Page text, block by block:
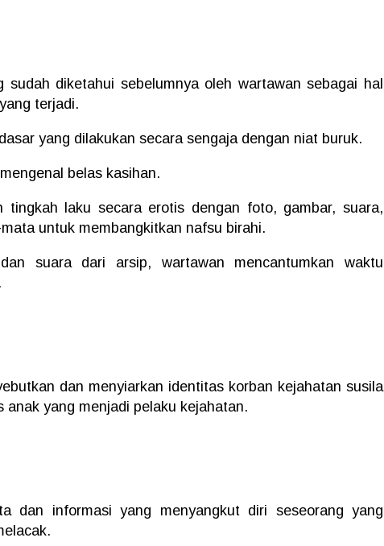
sudah diketahui sebelumnya oleh wartawan sebagai hal
terjadi.
yang dilakukan secara sengaja dengan niat buruk.
belas kasihan.
tingkah laku secara erotis dengan foto, gambar, suara,
untuk membangkitkan nafsu birahi.
suara dari arsip, wartawan mencantumkan waktu
dan menyiarkan identitas korban kejahatan susila
yang menjadi pelaku kejahatan.
dan informasi yang menyangkut diri seseorang yang